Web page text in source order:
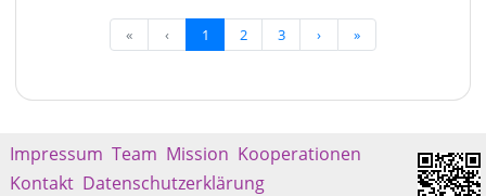
« ‹ 1 2 3 › »
Impressum Team Mission Kooperationen
Kontakt Datenschutzerklärung